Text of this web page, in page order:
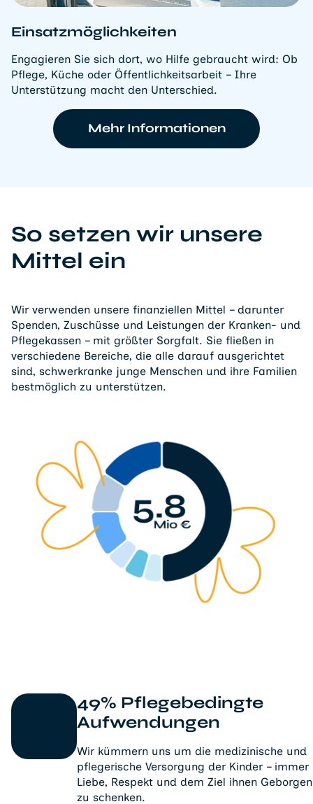
Einsatzmöglichkeiten
Engagieren Sie sich dort, wo Hilfe gebraucht wird: Ob
Pflege, Küche oder Öffentlichkeitsarbeit – Ihre
Unterstützung macht den Unterschied.
Mehr Informationen
So setzen wir unsere
Mittel ein
Wir verwenden unsere finanziellen Mittel – darunter
Spenden, Zuschüsse und Leistungen der Kranken- und
Pflegekassen – mit größter Sorgfalt. Sie fließen in
verschiedene Bereiche, die alle darauf ausgerichtet
sind, schwerkranke junge Menschen und ihre Familien
bestmöglich zu unterstützen.
49% Pflegebedingte
Aufwendungen
Wir kümmern uns um die medizinische und
pflegerische Versorgung der Kinder –
Liebe, Respekt und dem Ziel ihnen
zu schenken.